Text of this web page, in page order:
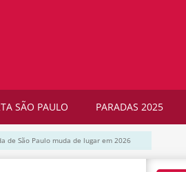
SÃO PAULO PARADAS 2025
de São Paulo muda de lugar em 2026